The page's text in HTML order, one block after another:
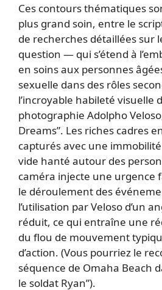
Ces contours thématiques
plus grand soin, entre le
de recherches détaillées sur
question — qui s’étend à
en soins aux personnes
sexuelle dans des rôles
l’incroyable habileté visuelle
photographie Adolpho
Dreams”. Les riches cadres
capturés avec une
vide hanté autour des
caméra injecte une urgence
le déroulement des
l’utilisation par Veloso d’un
réduit, ce qui entraîne une
du flou de mouvement
d’action. (Vous pourriez le
séquence de Omaha Beach
le soldat Ryan”).